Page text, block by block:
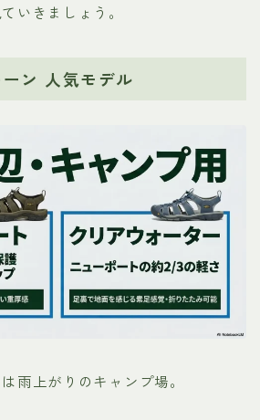
いきましょう。
ン 人気モデル
雨上がりのキャンプ場。